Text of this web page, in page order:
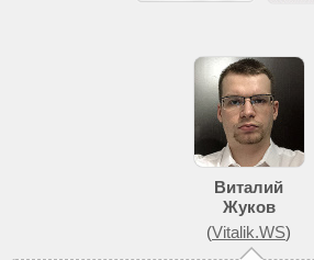
Виталий
Жуков
(Vitalik.WS)